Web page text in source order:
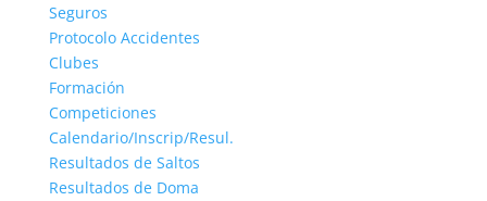
Seguros
Protocolo Accidentes
Clubes
Formación
Competiciones
Calendario/Inscrip/Resul.
Resultados de Saltos
Resultados de Doma